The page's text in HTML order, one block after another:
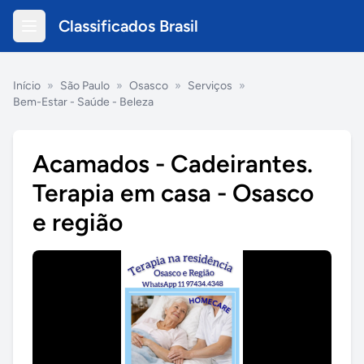
Classificados Brasil
Início » São Paulo » Osasco » Serviços »
Bem-Estar - Saúde - Beleza
Acamados - Cadeirantes.
Terapia em casa - Osasco
e região